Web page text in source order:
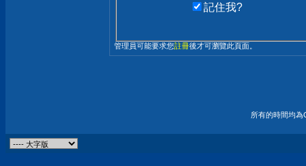
記住我?
管理員可能要求您註冊後才可瀏覽此頁面。
所有的時間均為